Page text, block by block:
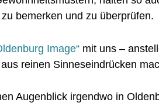
bemerken und zu überprüfen.
Image“ mit uns –
reinen Sinneseindrücken
Augenblick irgendwo in